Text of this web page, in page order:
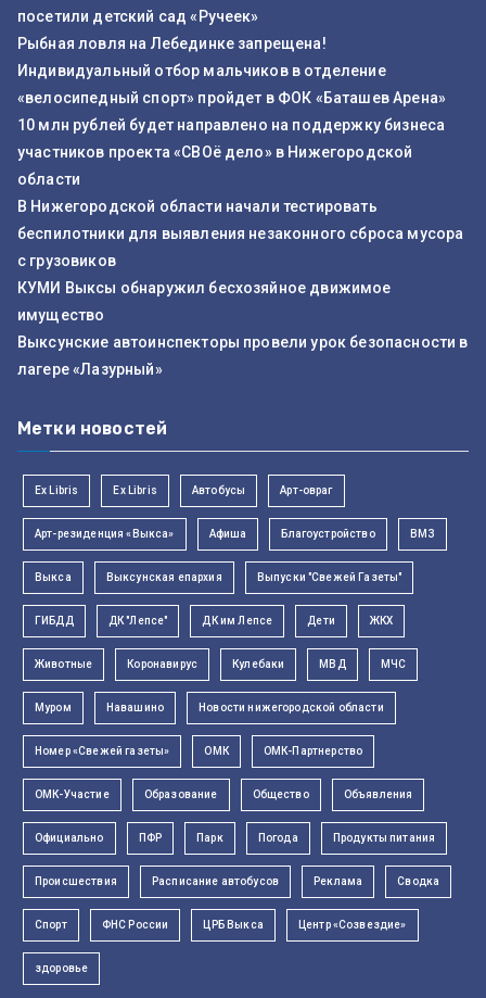
посетили детский сад «Ручеек»
Рыбная ловля на Лебединке запрещена!
Индивидуальный отбор мальчиков в отделение
«велосипедный спорт» пройдет в ФОК «Баташев Арена»
10 млн рублей будет направлено на поддержку бизнеса
участников проекта «СВОё дело» в Нижегородской
области
В Нижегородской области начали тестировать
беспилотники для выявления незаконного сброса мусора
с грузовиков
КУМИ Выксы обнаружил бесхозяйное движимое
имущество
Выксунские автоинспекторы провели урок безопасности в
лагере «Лазурный»
Метки новостей
Ex Libris Ex Libris Автобусы Арт-овраг
Арт-резиденция «Выкса» Афиша Благоустройство ВМЗ
Выкса Выксунская епархия Выпуски "Свежей Газеты"
ГИБДД ДК "Лепсе" ДК им Лепсе Дети ЖКХ
Животные Коронавирус Кулебаки МВД МЧС
Муром Навашино Новости нижегородской области
Номер «Свежей газеты» ОМК ОМК-Партнерство
ОМК-Участие Образование Общество Объявления
Официально ПФР Парк Погода Продукты питания
Происшествия Расписание автобусов Реклама Сводка
Спорт ФНС России ЦРБ Выкса Центр «Созвездие»
здоровье